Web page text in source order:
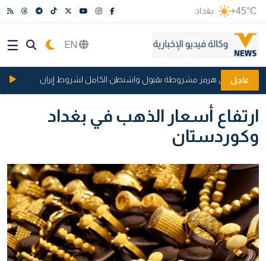
+45°C بغداد
عاجل
فتح مضيق هرمز مشروطة بقبول واشنطن الكامل لشروط إيران
ارتفاع أسعار الذهب في بغداد
وكوردستان